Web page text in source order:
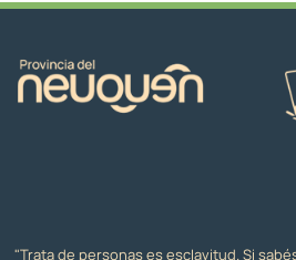
"Trata de personas es esclavitud. Si